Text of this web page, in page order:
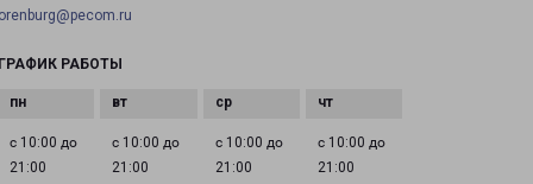
РАБОТЫ
с 10:00 до
21:00
с 10:00 до
21:00
с 10:00 до
21:00
с 10:00 до
21:00